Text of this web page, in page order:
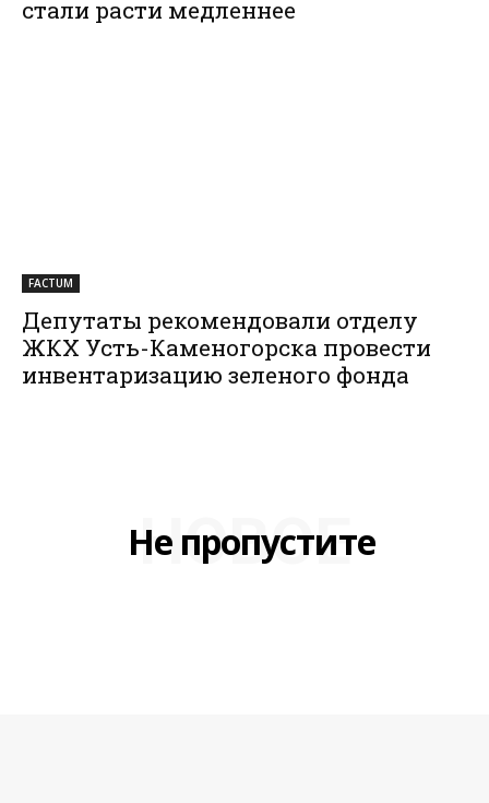
стали расти медленнее
FACTUM
Депутаты рекомендовали отделу
ЖКХ Усть-Каменогорска провести
инвентаризацию зеленого фонда
Не пропустите
НОВОЕ